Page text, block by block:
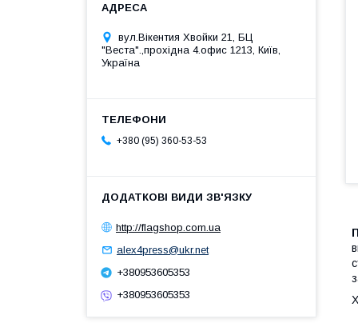
вул.Вікентия Хвойки 21, БЦ
"Веста".,прохідна 4.офис 1213, Київ,
Україна
+380 (95) 360-53-53
http://flagshop.com.ua
alex4press@ukr.net
+380953605353
+380953605353